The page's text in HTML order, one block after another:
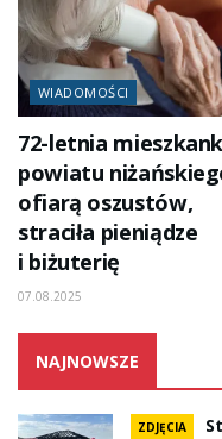
WIADOMOŚCI
72-letnia
powiatu
ofiarą oszustów,
straciła pieniądze
i biżuterię
07.08.2025
NAJNOWSZE
ZDJĘCIA